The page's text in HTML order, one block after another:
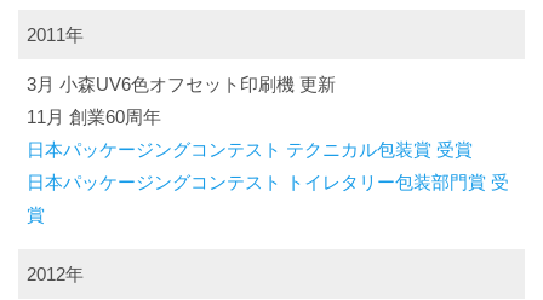
2011年
3月 小森UV6色オフセット印刷機 更新
11月 創業60周年
日本パッケージングコンテスト テクニカル包装賞 受賞
日本パッケージングコンテスト トイレタリー包装部門賞 受
賞
2012年